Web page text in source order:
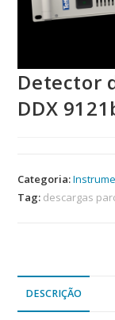
Detector
DDX
Categoria:
Tag: descargas
DESCRIÇÃO